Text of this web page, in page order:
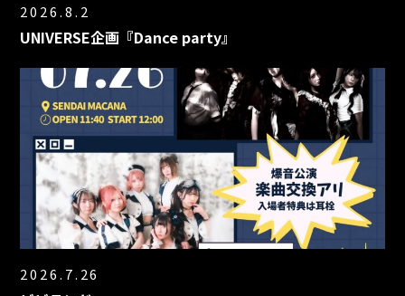
2026.8.2
UNIVERSE企画『Dance party』
2026.7.26